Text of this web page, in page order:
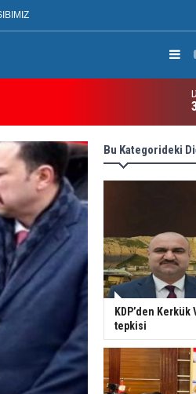
Irak: Silah bırakmayan
Bu Kategorideki
KDP’den
tepkisi